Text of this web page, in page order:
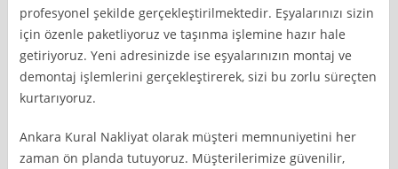
profesyonel şekilde gerçekleştirilmektedir. Eşyalarınızı sizin
için özenle paketliyoruz ve taşınma işlemine hazır hale
getiriyoruz. Yeni adresinizde ise eşyalarınızın montaj ve
demontaj işlemlerini gerçekleştirerek, sizi bu zorlu süreçten
kurtarıyoruz.
Ankara Kural Nakliyat olarak müşteri memnuniyetini her
zaman ön planda tutuyoruz. Müşterilerimize güvenilir,